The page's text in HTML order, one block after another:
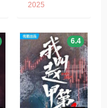
2025
6.4